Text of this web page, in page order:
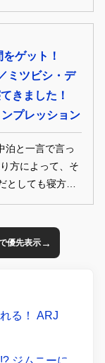
いたくなるよう
ゲット！
ミツビシ・デ
てきました！
プレッション
泊と一言で言っ
方によって、そ
としても寝方
ることで、もっ
車中泊キャンプ
たのは、あのク
優先表示→
る！ ARJ